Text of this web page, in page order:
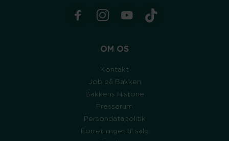
OM OS
Kontakt
Job på Bakken
Bakkens Historie
Presserum
Persondatapolitik
Forretninger til salg